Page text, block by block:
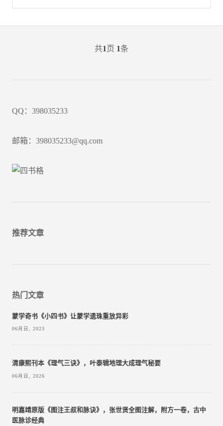
共1 页 1条
QQ：398035233
邮箱：398035233@qq.com
推荐文章
热门文章
蒙学奇书《小四书》让蒙学遗珠重放异彩
06月日, 2023
清康熙刊本《理气三诀》，叶泰辑地理大成理气秘要
06月日, 2026
明嘉靖原版《图注王叔和脉诀》，张世贤全图注解，附方一卷，古中
医脉诊经典